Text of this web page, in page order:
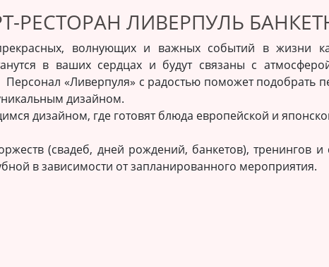
РЕСТОРАН ЛИВЕРПУЛЬ
волнующих и важных событий в жизни
в ваших сердцах и будут связаны с
«Ливерпуля» с радостью поможет подобрать
дизайном.
дизайном, где готовят блюда европейской и
(свадеб, дней рождений, банкетов), тренингов
в зависимости от запланированного мероприятия.